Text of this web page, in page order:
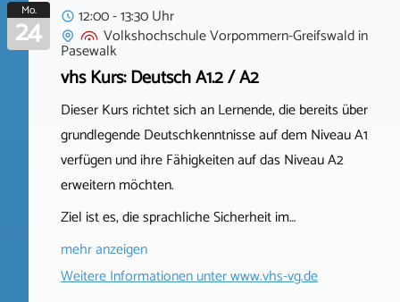
Mo.
24
12:00 - 13:30 Uhr
Volkshochschule Vorpommern-Greifswaldin
Pasewalk
vhs Kurs: Deutsch A1.2 / A2
Dieser Kurs richtet sich an Lernende, die bereits über
grundlegende Deutschkenntnisse auf dem Niveau A1
verfügen und ihre Fähigkeiten auf das Niveau A2
erweitern möchten.
Ziel ist es, die sprachliche Sicherheit im…
mehr anzeigen
Weitere Informationen unterwww.vhs-vg.de